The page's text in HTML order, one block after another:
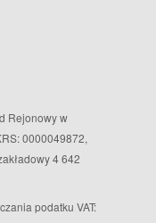
Rejonowy w
0000049872,
4 642
podatku VAT: